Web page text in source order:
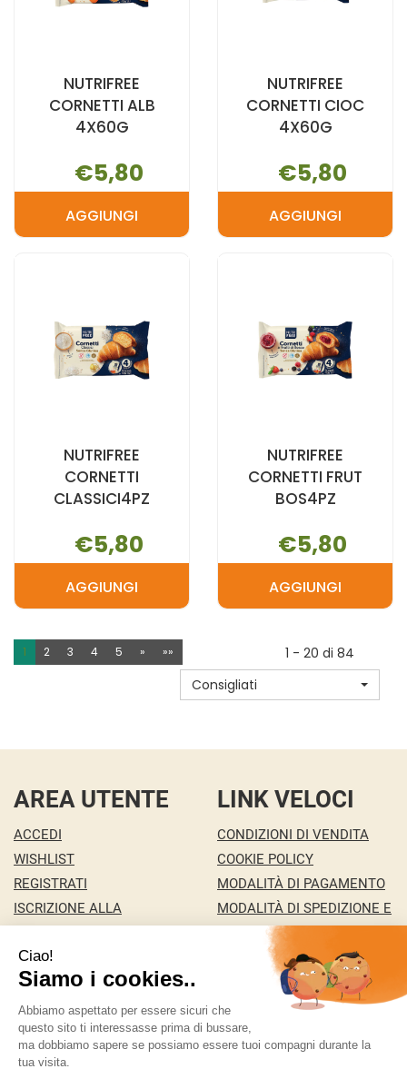
NUTRIFREE
CORNETTI ALB
4X60G
€5,80
AGGIUNGIAGGIUNGI NUTRIFREE
CARRELLO
NUTRIFREE
CORNETTI CIOC
4X60G
€5,80
AGGIUNGIAGGIUNGI
CARRELLO
NUTRIFREE
CORNETTI
CLASSICI4PZ
€5,80
AGGIUNGIAGGIUNGI NUTRIFREE
CLASSICI4PZ AL
CARRELLO
NUTRIFREE
CORNETTI FRUT
BOS4PZ
€5,80
AGGIUNGIAGGIUNGI
FRUT
BOS4PZ AL
CARRELLO
1 2 3 4 5 » »»
1 - 20 di 84
Consigliati
AREA UTENTE
ACCEDI
WISHLIST
REGISTRATI
ISCRIZIONE ALLA
CONTATTI
LINK VELOCI
CONDIZIONI DI VENDITA
COOKIE POLICY
MODALITÀ DI PAGAMENTO
MODALITÀ DI SPEDIZIONE E
INFORMATIVA PRIVACY
MA.RI 29 S.A.S. DI MARCO PONZA & C.
146/c 36100 Vicenza ( VI)